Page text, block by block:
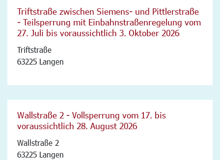
Triftstraße zwischen Siemens- und Pittlerstraße
- Teilsperrung mit Einbahnstraßenregelung vom
27. Juli bis voraussichtlich 3. Oktober 2026
Triftstraße
63225 Langen
Wallstraße 2 - Vollsperrung vom 17. bis
voraussichtlich 28. August 2026
Wallstraße 2
63225 Langen